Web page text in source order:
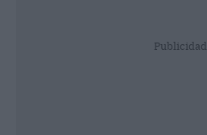
Publicidad